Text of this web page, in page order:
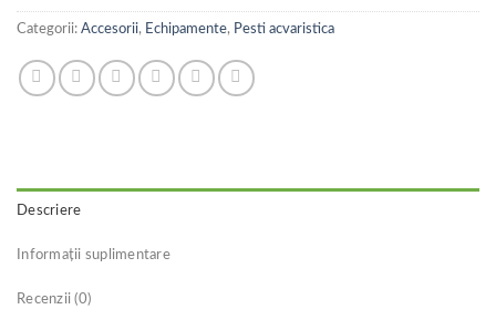
Categorii: Accesorii, Echipamente, Pesti acvaristica
Descriere
Informații suplimentare
Recenzii (0)